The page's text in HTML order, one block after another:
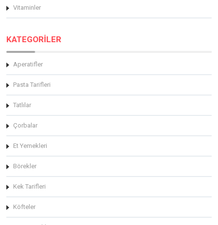
Vitaminler
KATEGORİLER
Aperatifler
Pasta Tarifleri
Tatlılar
Çorbalar
Et Yemekleri
Börekler
Kek Tarifleri
Köfteler